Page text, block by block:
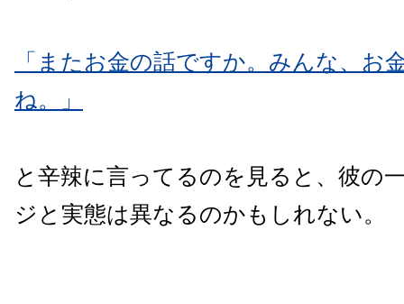
「またお金の話ですか。みんな、お
ね。」
と辛辣に言ってるのを見ると、彼の
ジと実態は異なるのかもしれない。